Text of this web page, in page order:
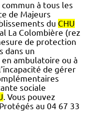
à tous les
de Majeurs
du CHU
La Colombière (rez
de protection
dans un
en ambulatoire ou à
de gérer
sociale
. Vous pouvez
au 04 67 33